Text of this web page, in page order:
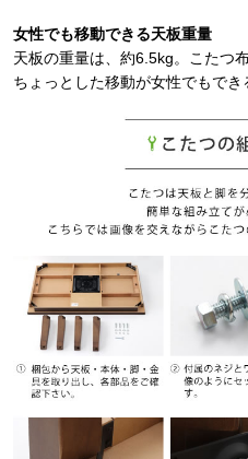
女性でも移動できる天板重量
天板の重量は、約6.5kg。こたつ
ちょっとした移動が女性でもでき